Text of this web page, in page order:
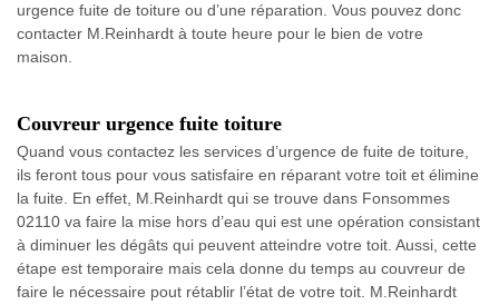
urgence fuite de toiture ou d’une réparation. Vous pouvez donc
contacter M.Reinhardt à toute heure pour le bien de votre
maison.
Couvreur urgence fuite toiture
Quand vous contactez les services d’urgence de fuite de toiture,
ils feront tous pour vous satisfaire en réparant votre toit et élimine
la fuite. En effet, M.Reinhardt qui se trouve dans Fonsommes
02110 va faire la mise hors d’eau qui est une opération consistant
à diminuer les dégâts qui peuvent atteindre votre toit. Aussi, cette
étape est temporaire mais cela donne du temps au couvreur de
faire le nécessaire pout rétablir l’état de votre toit. M.Reinhardt